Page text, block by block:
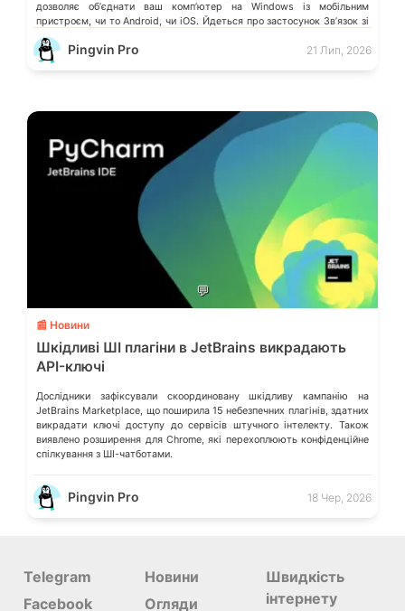
дозволяє обʼєднати ваш компʼютер на Windows із мобільним
пристроєм, чи то Android, чи iOS. Йдеться про застосунок Звʼязок зі
смартфоном (Phone Link) від Microsoft, що перетворює ваш ПК на
своєрідний «міст» до функцій смартфона.
Pingvin Pro 21 Лип, 2026
💬
📰 Новини
Шкідливі ШІ плагіни в JetBrains викрадають
API-ключі
Дослідники зафіксували скоординовану шкідливу кампанію на
JetBrains Marketplace, що поширила 15 небезпечних плагінів, здатних
викрадати ключі доступу до сервісів штучного інтелекту. Також
виявлено розширення для Chrome, які перехоплюють конфіденційне
спілкування з ШІ-чатботами.
Pingvin Pro 18 Чер, 2026
Telegram
Facebook
Новини
Огляди
Швидкість
інтернету